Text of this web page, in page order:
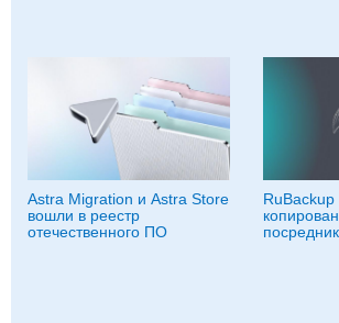
Astra Migration и Astra Store
вошли в реестр
отечественного ПО